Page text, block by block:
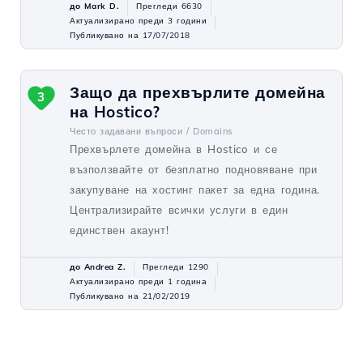
до Mark D.
Прегледи 6630
Актуализирано преди 3 години
Публикувано на 17/07/2018
Защо да прехвърлите домейна
на Hostico?
Често задавани въпроси / Domains
Прехвърлете домейна в Hostico и се
възползвайте от безплатно подновяване при
закупуване на хостинг пакет за една година.
Централизирайте всички услуги в един
единствен акаунт!
3
до Andrea Z.
Прегледи 1290
Актуализирано преди 1 година
Публикувано на 21/02/2019